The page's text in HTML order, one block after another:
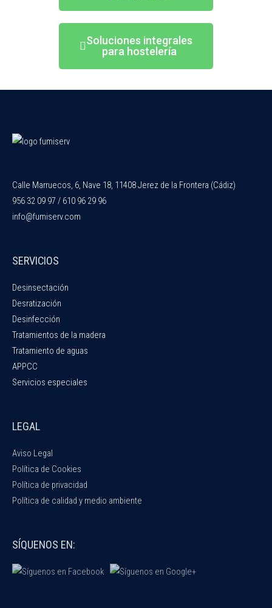
Soluciones integrales
para hostelería
Calle Marruecos, 6, Nave 18, 11408 Jerez de la Frontera (Cádiz)
956 32 09 97 / 610 96 29 96
info@fumiserv.com
SERVICIOS
Desinsectación
Desratización
Desinfección
Tratamientos de la madera
Tratamiento de aguas
APPCC
Servicios especiales
LEGAL
Aviso Legal
Política de Cookies
Política de privacidad
Política de calidad y medio ambiente
SÍQUENOS EN: